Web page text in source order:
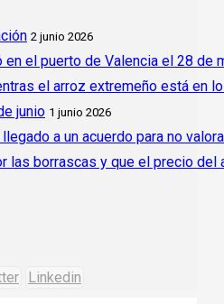
2 junio 2026
en el puerto de Valencia el 28 de
el arroz extremeño está en
junio 1 junio 2026
a un acuerdo para no
las borrascas y que el precio
Linkedin